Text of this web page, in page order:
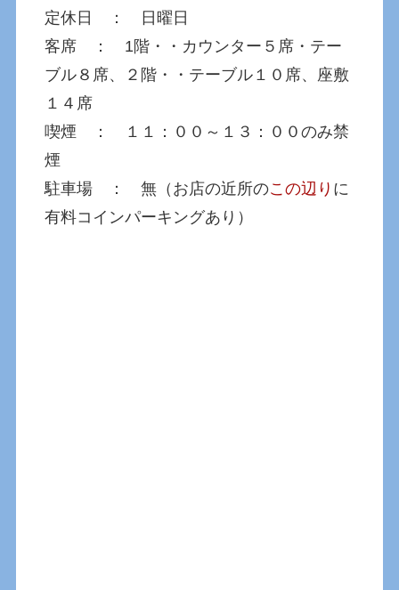
定休日 ： 日曜日
客席 ： 1階・・カウンター５席・テー
ブル８席、２階・・テーブル１０席、座敷
１４席
喫煙 ： １１：００～１３：００のみ禁
煙
駐車場 ： 無（お店の近所のこの辺り に
有料コインパーキングあり）